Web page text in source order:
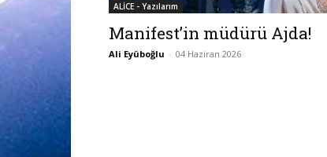
ALİCE - Yazılarım
Manifest’in müdürü Ajda!
Ali Eyüboğlu - 04 Haziran 2026